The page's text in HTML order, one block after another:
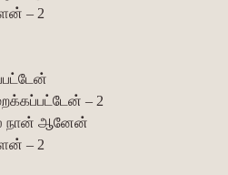
– 2
– 2
நான் ஆனேன்
– 2